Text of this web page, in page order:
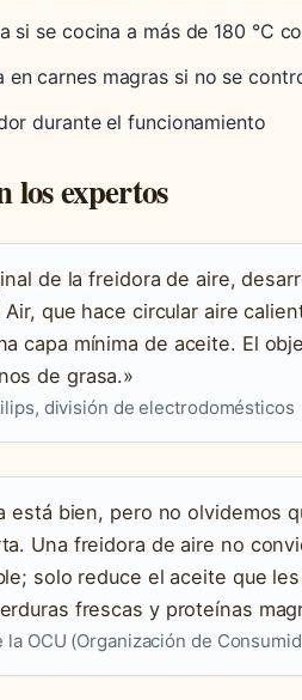
si se cocina a más de 180 °C
en carnes magras si no se
durante el funcionamiento
los expertos
de la freidora de aire,
Air, que hace circular aire
capa mínima de aceite. El
de grasa.»
división de electrodomésticos
está bien, pero no olvidemos
Una freidora de aire no
solo reduce el aceite que
frescas y proteínas
OCU (Organización de